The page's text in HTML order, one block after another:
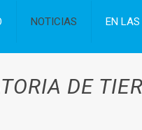
NOTICIAS EN LAS
DE